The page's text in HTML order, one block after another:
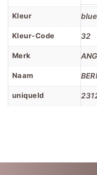
Kleur blue
Kleur-Code 32
Merk
Naam
uniqueId